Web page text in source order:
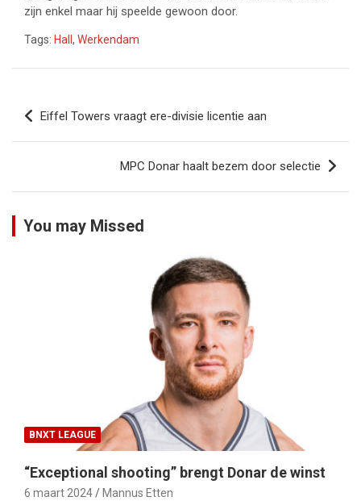
zijn enkel maar hij speelde gewoon door.
Tags: Hall , Werkendam
Bericht
navigatie
Eiffel Towers vraagt ere-divisie licentie aan
MPC Donar haalt bezem door selectie
You may Missed
BNXT LEAGUE
“Exceptional shooting” brengt Donar de winst
6 maart 2024 Mannus Etten